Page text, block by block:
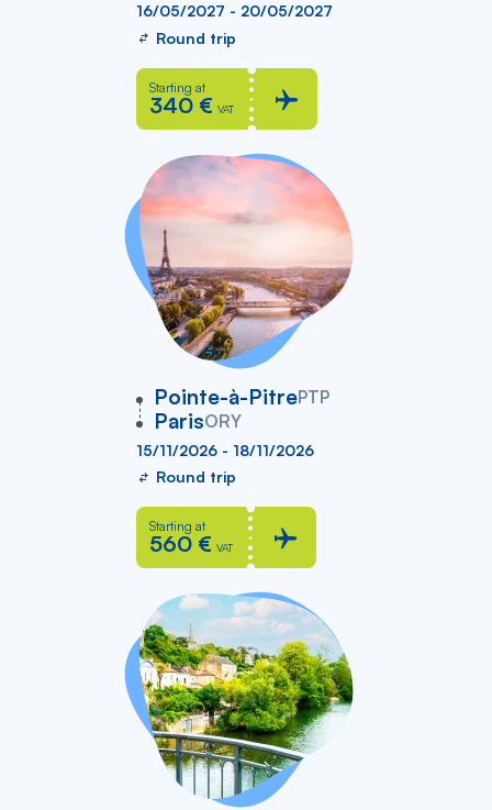
16/05/2027 - 20/05/2027
Round trip
Starting at
340 € VAT
Pointe-à-PitrePTP
vers
ParisORY
15/11/2026 - 18/11/2026
Round trip
Starting at
560 € VAT